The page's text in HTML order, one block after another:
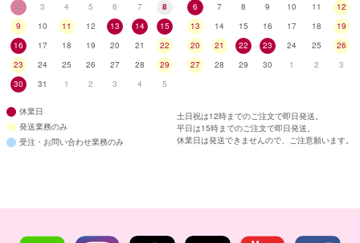
2
3 4 5 6 7
8
9
10 11 12 13 14
15
16
17 18 19 20 21
22
23
24 25 26 27 28
29
30
31 1 2 3 4 5
6
7 8 9 10 11
12
13
14 15 16 17 18
19
20
21 22 23 24 25
26
27
28 29 30 1 2 3
休業日
発送業務のみ
受注・お問い合わせ業務のみ
土日祝は12時までのご注文で即日発送。
平日は15時までのご注文で即日発送。
休業日は発送できませんので、ご注意願います。